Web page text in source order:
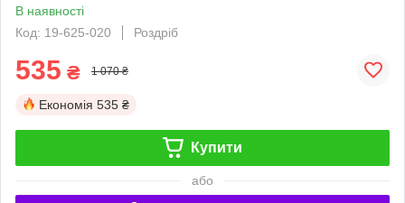
В наявності
Код: 19-625-020
Роздріб
535 ₴ 1 070 ₴
Економія 535 ₴
Купити
або